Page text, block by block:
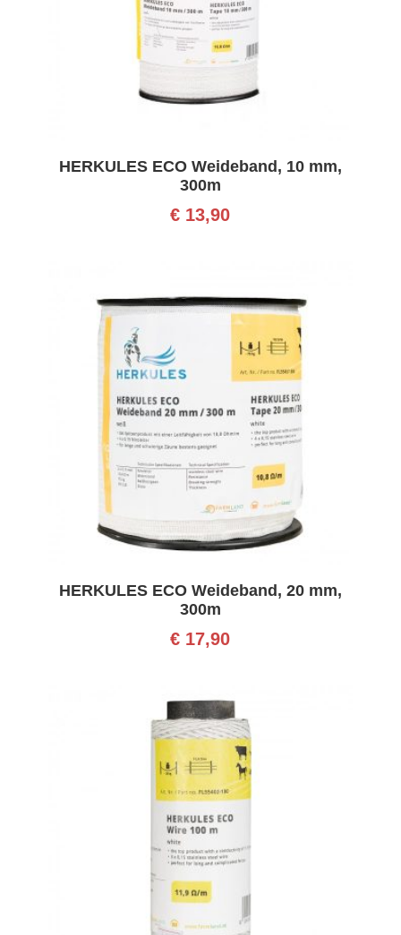
HERKULES ECO Weideband, 10 mm,
300m
€ 13,90
HERKULES ECO Weideband, 20 mm,
300m
€ 17,90